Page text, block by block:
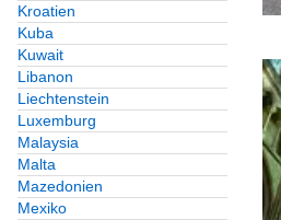
Kroatien
Kuba
Kuwait
Libanon
Liechtenstein
Luxemburg
Malaysia
Malta
Mazedonien
Mexiko